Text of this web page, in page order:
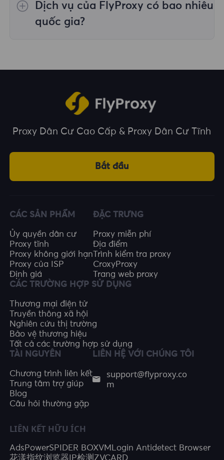
thời điểm mua.
những trường hợp bạn cần thực hiện tác vụ
trên nhiều vị trí địa lý.
Dịch vụ của FlyProxy có bao nhiêu
quốc gia?
Proxy Dân Cư Cao Cấp & Proxy Dân Cư Tĩnh
Bắt đầu
CÁC SẢN PHẨM
Ủy quyền dân cư
Proxy tĩnh
Proxy không giới hạn
Proxy của ISP
Định giá
ĐẶC TRƯNG
Proxy miễn phí
Địa điểm
Trình kiểm tra proxy
CroxyProxy
Trang web proxy
CÁC TRƯỜNG HỢP SỬ DỤNG
Thương mại điện tử
Truyền thông xã hội
Nghiên cứu thị trường
Bảo vệ thương hiệu
Tất cả các trường hợp sử dụng
TÀI NGUYÊN
Chương trình liên kết
Trung tâm trợ giúp
Blog
Câu hỏi thường gặp
LIÊN HỆ VỚI CHÚNG TÔI
support@flyproxy.co
m
LIÊN KẾT HỮU ÍCH
AdsPowerSPIDER BOXVMLogin Antidetect Browser
花漾指纹浏览器 IP检测 ZVCARD